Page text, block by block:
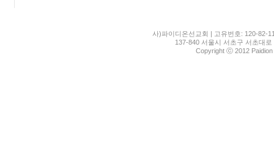
사)파이디온선교회 | 고유번호: 120-82-
137-840 서울시 서초구 서초대
Copyright ⓒ 2012